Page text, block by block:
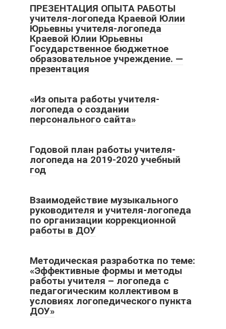
ПРЕЗЕНТАЦИЯ ОПЫТА РАБОТЫ
учителя-логопеда Краевой Юлии
Юрьевны учителя-логопеда
Краевой Юлии Юрьевны
Государственное бюджетное
образовательное учреждение. —
презентация
«Из опыта работы учителя-
логопеда о создании
персонального сайта»
Годовой план работы учителя-
логопеда на 2019-2020 учебный
год
Взаимодействие музыкального
руководителя и учителя-логопеда
по организации коррекционной
работы в ДОУ
Методическая разработка по теме:
«Эффективные формы и методы
работы учителя – логопеда с
педагогическим коллективом в
условиях логопедического пункта
ДОУ»